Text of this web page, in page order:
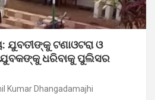
ଯୁବତୀଙ୍କୁ ଟଣାଓଟରା ଓ
ଧରିବାକୁ ପୁଲିସର
Kumar Dhangadamajhi